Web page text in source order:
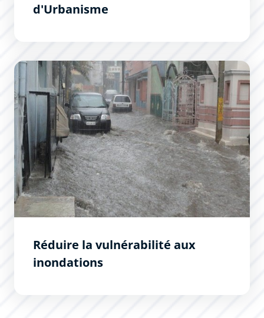
d'Urbanisme
Réduire la vulnérabilité aux inondations
Réduire la vulnérabilité aux
inondations